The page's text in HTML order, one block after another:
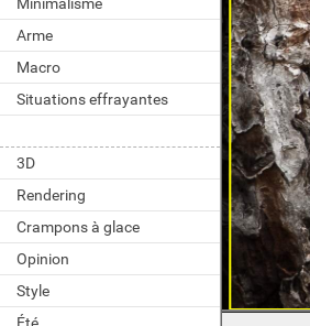
Arme
Macro
Situations effrayantes
3D
Rendering
Crampons à glace
Opinion
Style